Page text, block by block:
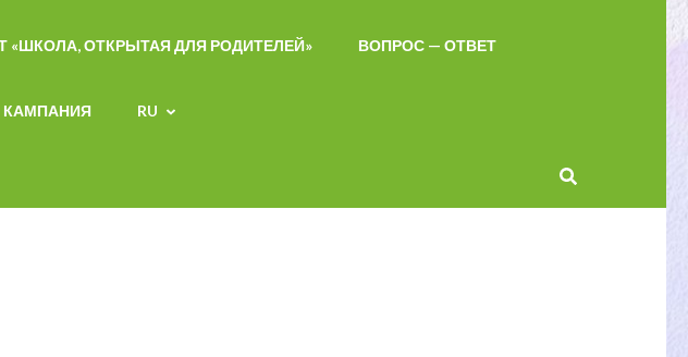
«ШКОЛА, ОТКРЫТАЯ ДЛЯ РОДИТЕЛЕЙ» ВОПРОС — ОТВЕТ
КАМПАНИЯ RU